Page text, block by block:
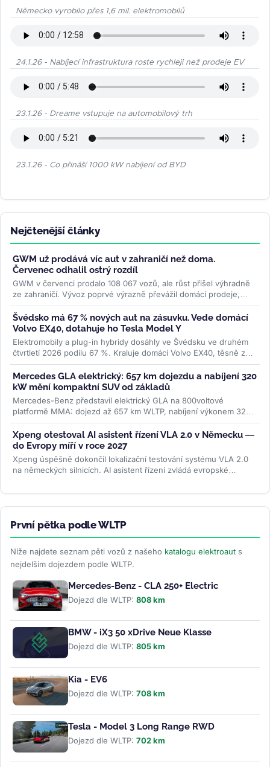
Německo vyrobilo přes 1,6 mil. elektromobilů
24.1.26 - Nabíjecí infrastruktura roste rychleji než prodeje EV
23.1.26 - Dreame vstupuje na automobilový trh
23.1.26 - Co přináší 1000 kW nabíjení od BYD
Nejčtenější články
GWM už prodává víc aut v zahraničí než doma.
Červenec odhalil ostrý rozdíl
GWM v červenci prodalo 108 067 vozů, ale růst přišel výhradně
ze zahraničí. Vývoz poprvé výrazně převážil domácí prodeje,
zatímco...>>
Švédsko má 67 % nových aut na zásuvku. Vede domácí
Volvo EX40, dotahuje ho Tesla Model Y
Elektromobily a plug-in hybridy dosáhly ve Švédsku ve druhém
čtvrtletí 2026 podílu 67 %. Kraluje domácí Volvo EX40, těsně za
ním Tesla...>>
Mercedes GLA elektrický: 657 km dojezdu a nabíjení 320
kW mění kompaktní SUV od základů
Mercedes-Benz představil elektrický GLA na 800voltové
platformě MMA: dojezd až 657 km WLTP, nabíjení výkonem 320
kW a plnění na 80 % za 22...>>
Xpeng otestoval AI asistent řízení VLA 2.0 v Německu —
do Evropy míří v roce 2027
Xpeng úspěšně dokončil lokalizační testování systému VLA 2.0
na německých silnicích. AI asistent řízení zvládá evropské
První pětka podle WLTP
Níže najdete seznam pěti vozů z našeho katalogu elektroaut s
nejdelším dojezdem podle WLTP.
Mercedes-Benz - CLA 250+ Electric
Dojezd dle WLTP: 808 km
BMW - iX3 50 xDrive Neue Klasse
Dojezd dle WLTP: 805 km
Kia - EV6
Dojezd dle WLTP: 708 km
Tesla - Model 3 Long Range RWD
Dojezd dle WLTP: 702 km